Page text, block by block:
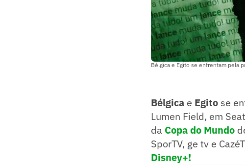
Bélgica e Egito se enfrentam pela
Bélgica e Egito se
Lumen Field, em
da Copa do Mundo
SporTV, ge tv e
Disney+!